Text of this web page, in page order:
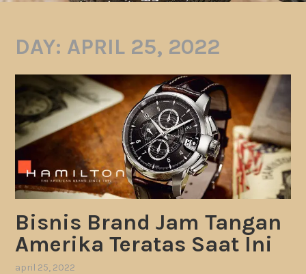
DAY: APRIL 25, 2022
Bisnis Brand Jam Tangan
Amerika Teratas Saat Ini
april 25, 2022